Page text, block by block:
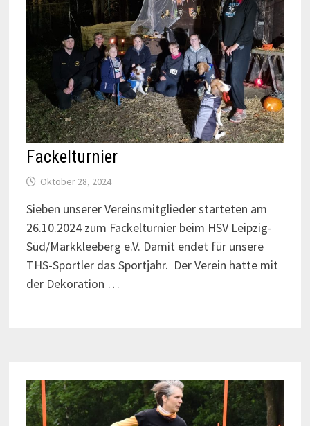
Fackelturnier
Oktober 28, 2024
Sieben unserer Vereinsmitglieder starteten am
26.10.2024 zum Fackelturnier beim HSV Leipzig-
Süd/Markkleeberg e.V. Damit endet für unsere
THS-Sportler das Sportjahr. Der Verein hatte mit
der Dekoration …